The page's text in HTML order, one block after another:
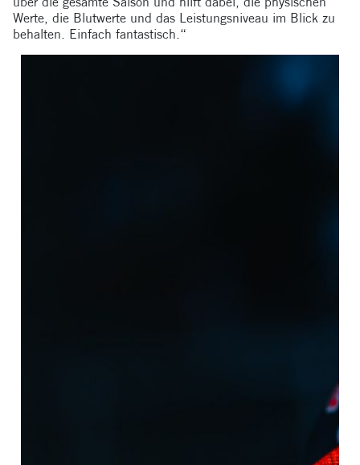
Werte, die Blutwerte und das Leistungsniveau im Blick zu
behalten. Einfach fantastisch.“